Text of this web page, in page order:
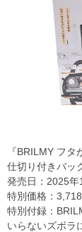
『BRILMY フ
仕切り付きバッ
発売日：2025年
特別価格：3,718
特別付録：
いらないズボラ